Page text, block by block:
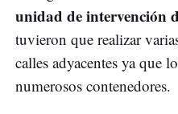
unidad de intervención
tuvieron que realizar
calles adyacentes ya que
numerosos contenedores.